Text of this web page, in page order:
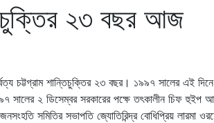
২৩ বছর আজ
চট্টগ্রাম শান্তিচুক্তির ২৩ বছর। ১৯৯৭ সালের এই দিনে
সালের ২ ডিসেম্বর সরকারের পক্ষে তৎকালীন চিফ হুইপ
সমিতির সভাপতি জ্যোতিরিন্দ্র বোধিপ্রিয় লারমা